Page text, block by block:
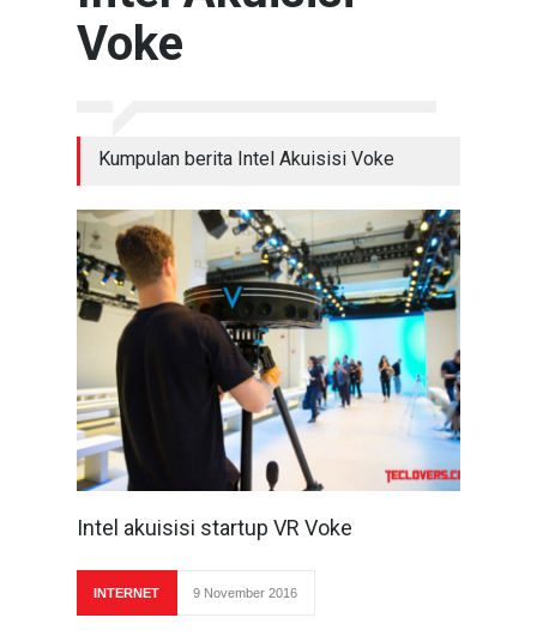
Voke
Kumpulan berita Intel Akuisisi Voke
Intel akuisisi startup VR Voke
INTERNET 9 November 2016